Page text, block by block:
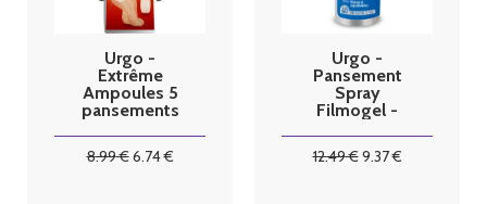
Urgo -
Extrême
Ampoules 5
pansements
8.99€6.74€
Urgo -
Pansement
Spray
Filmogel -
12.49€9.37€